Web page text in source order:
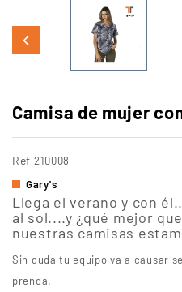
Camisa de mujer
Ref 210008
Gary's
Llega el verano y con
al sol....y ¿qué mejor
nuestras camisas
Sin duda tu equipo va a causar
prenda.